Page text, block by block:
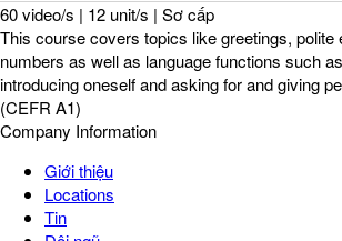
60 video/s | 12 unit/s | Sơ cấp
This course covers topics like greetings, polite
numbers as well as language functions such
introducing oneself and asking for and giving
(CEFR A1)
Company Information
Giới thiệu
Locations
Tin